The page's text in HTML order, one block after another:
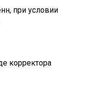
при условии
корректора